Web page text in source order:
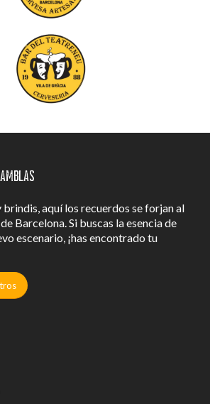
brindis, aquí los recuerdos se forjan al
Barcelona. Si buscas la esencia de
escenario, ¡has encontrado tu